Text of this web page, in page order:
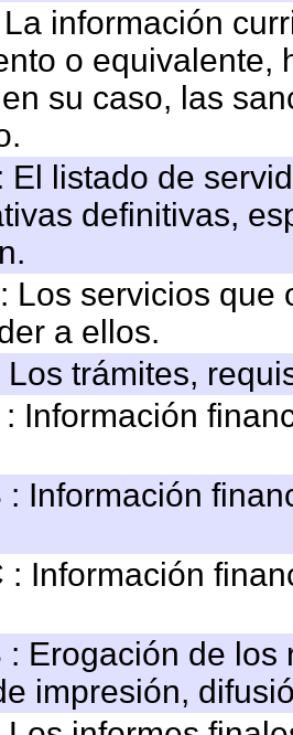
información
o equivalente,
su caso, las
El listado de
definitivas,
Los servicios
a ellos.
Los trámites,
: Información
: Información
: Información
: Erogación de
impresión,